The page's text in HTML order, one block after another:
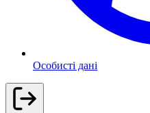
Особисті дані